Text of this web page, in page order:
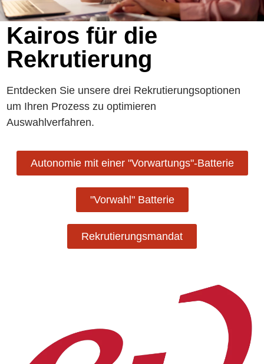
Kairos für die
Rekrutierung
Entdecken Sie unsere drei Rekrutierungsoptionen
um Ihren Prozess zu optimieren
Auswahlverfahren.
Autonomie mit einer "Vorwartungs"-Batterie
"Vorwahl" Batterie
Rekrutierungsmandat